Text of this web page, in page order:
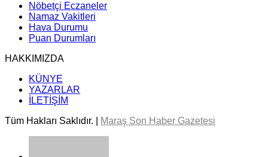
Nöbetçi Eczaneler
Namaz Vakitleri
Hava Durumu
Puan Durumları
HAKKIMIZDA
KÜNYE
YAZARLAR
İLETİŞİM
Tüm Hakları Saklıdır. |
Maraş Son Haber Gazetesi